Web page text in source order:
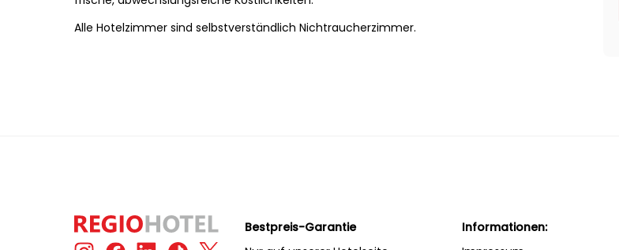
Alle Hotelzimmer sind selbstverständlich Nichtraucherzimmer.
Bestpreis-Garantie
Informationen: